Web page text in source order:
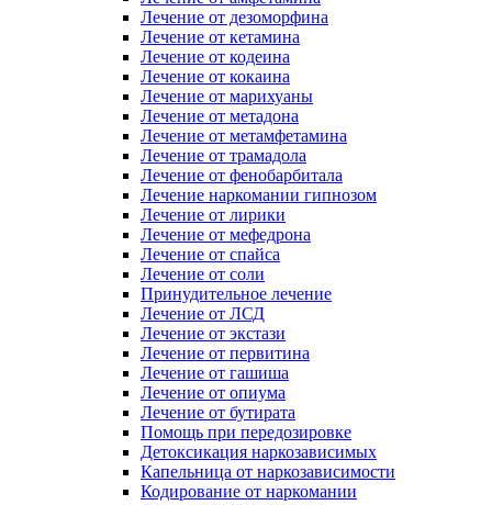
Лечение от дезоморфина
Лечение от кетамина
Лечение от кодеина
Лечение от кокаина
Лечение от марихуаны
Лечение от метадона
Лечение от метамфетамина
Лечение от трамадола
Лечение от фенобарбитала
Лечение наркомании гипнозом
Лечение от лирики
Лечение от мефедрона
Лечение от спайса
Лечение от соли
Принудительное лечение
Лечение от ЛСД
Лечение от экстази
Лечение от первитина
Лечение от гашиша
Лечение от опиума
Лечение от бутирата
Помощь при передозировке
Детоксикация наркозависимых
Капельница от наркозависимости
Кодирование от наркомании